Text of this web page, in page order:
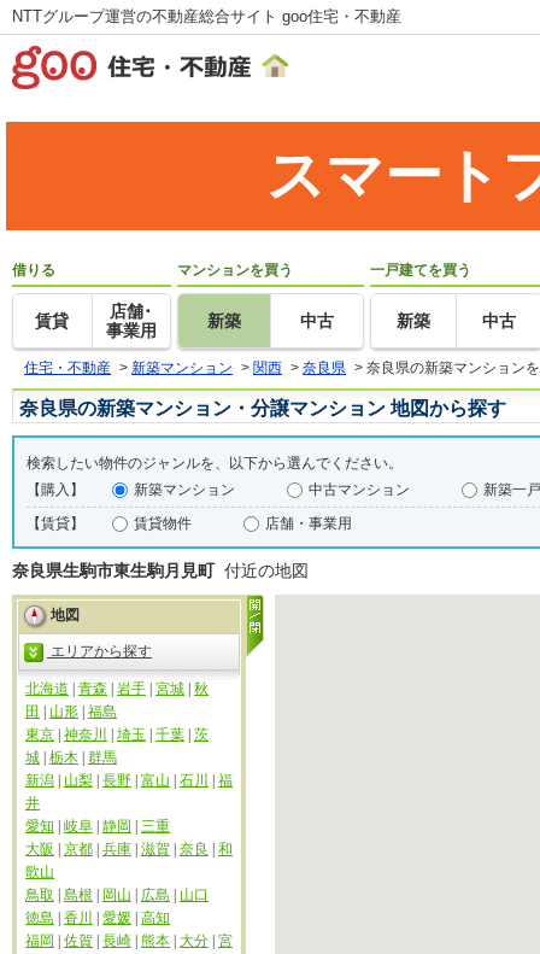
NTTグループ運営の不動産総合サイト goo住宅・不動産
スマート
借りる
賃貸
店舗･
事業用
マンションを買う
新築 中古
一戸建てを買う
新築 中古
住宅・不動産 > 新築マンション > 関西 > 奈良県 > 奈良県の新築マンション
奈良県の新築マンション・分譲マンション 地図から探す
検索したい物件のジャンルを、以下から選んでください。
【購入】
新築マンション 中古マンション
新築一
【賃貸】
賃貸物件 店舗・事業用
奈良県生駒市東生駒月見町付近の地図
地図
エリアから探す
北海道 青森 岩手 宮城 秋
田
山形 福島
東京 神奈川 埼玉 千葉 茨
城 栃木 群馬
新潟
山梨 長野 富山 石川
福
井
愛知
岐阜 静岡
三重
大阪
京都 兵庫 滋賀 奈良
和
歌山
鳥取
島根 岡山 広島
山口
徳島
香川 愛媛 高知
福岡
佐賀 長崎 熊本 大分 宮